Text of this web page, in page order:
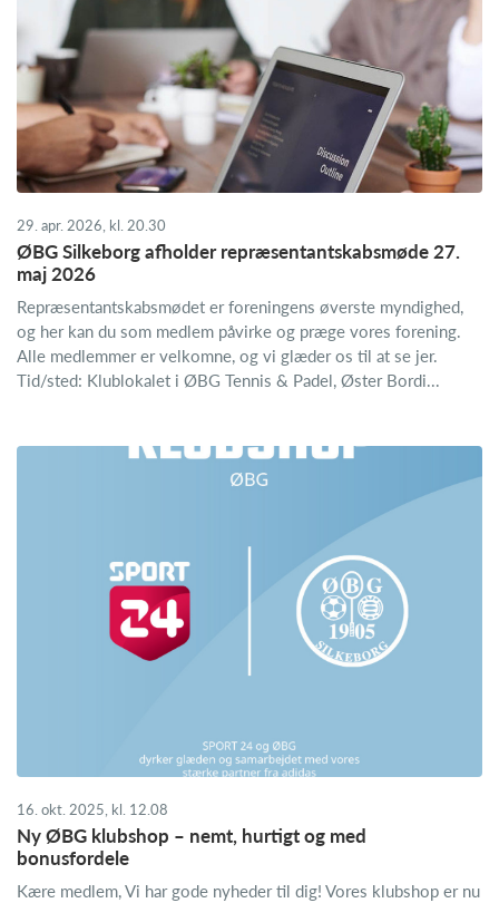
29. apr. 2026, kl. 20.30
ØBG Silkeborg afholder repræsentantskabsmøde 27.
maj 2026
Repræsentantskabsmødet er foreningens øverste myndighed,
og her kan du som medlem påvirke og præge vores forening.
Alle medlemmer er velkomne, og vi glæder os til at se jer.
Tid/sted: Klublokalet i ØBG Tennis & Padel, Øster Bordi...
16. okt. 2025, kl. 12.08
Ny ØBG klubshop – nemt, hurtigt og med
bonusfordele
Kære medlem, Vi har gode nyheder til dig! Vores klubshop er nu